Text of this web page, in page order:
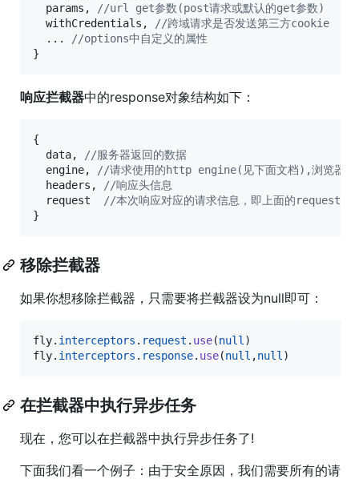
params ,
//url get参数(post请求或默认的get参数)
withCredentials ,
//跨域请求是否发送第三方cookie
  ...
//options中自定义的属性
}
响应拦截器中的response对象结构如下：
{
data,
//服务器返回的数据
engine,
//请求使用的http engine(见下面文档),浏览器中
headers ,
//响应头信息
request
//本次响应对应的请求信息，即上面的request结
}
移除拦截器
如果你想移除拦截器，只需要将拦截器设为null即可：
fly. interceptors . request . use(null )
fly. interceptors . response. use(null ,null )
在拦截器中执行异步任务
现在，您可以在拦截器中执行异步任务了!
下面我们看一个例子：由于安全原因，我们需要所有的请